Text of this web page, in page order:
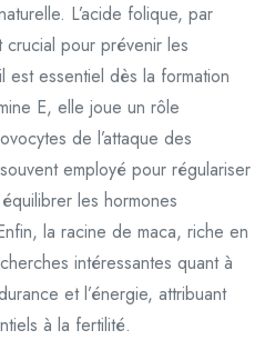
L’acide folique, par
crucial pour prévenir les
est essentiel dès la formation
E, elle joue un rôle
de l’attaque des
employé pour régulariser
les hormones
la racine de maca, riche en
intéressantes quant à
et l’énergie, attribuant
à la fertilité.